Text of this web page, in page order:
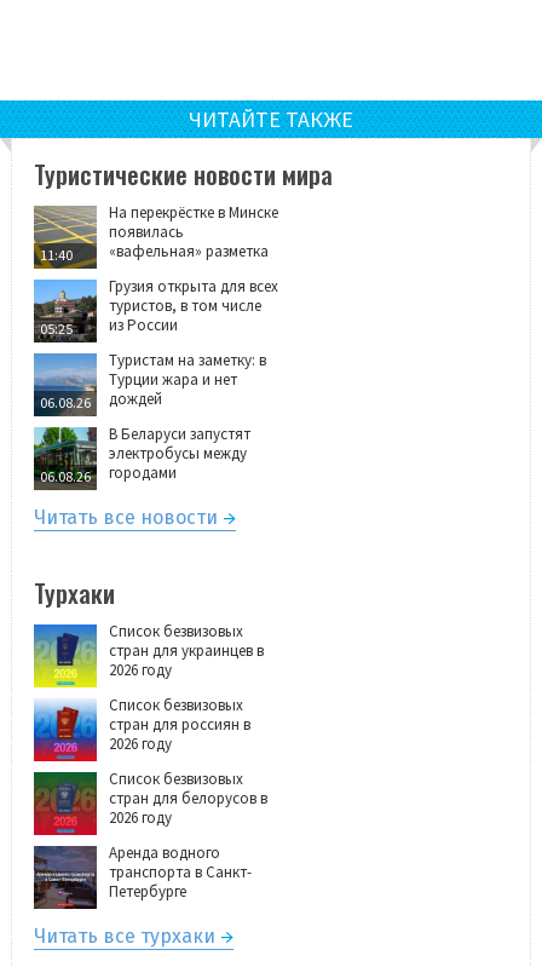
ЧИТАЙТЕ ТАКЖЕ
Туристические новости мира
11:40
На перекрёстке в Минске
появилась
«вафельная» разметка
05:25
Грузия открыта для всех
туристов, в том числе
из России
06.08.26
Туристам на заметку: в
Турции жара и нет
дождей
06.08.26
В Беларуси запустят
электробусы между
городами
Читать все новости
Турхаки
Список безвизовых
стран для украинцев в
2026 году
Список безвизовых
стран для россиян в
2026 году
Список безвизовых
стран для белорусов в
2026 году
Аренда водного
транспорта в Санкт-
Петербурге
Читать все турхаки